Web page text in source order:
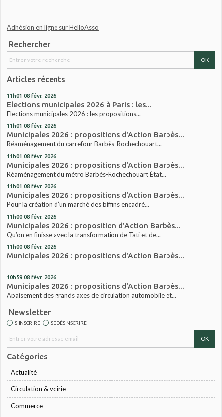
Adhésion en ligne sur HelloAsso
Rechercher
Articles récents
11h01 08 févr. 2026
Elections municipales 2026 à Paris : les...
Elections municipales 2026 : les propositions...
11h01 08 févr. 2026
Municipales 2026 : propositions d'Action Barbès...
Réaménagement du carrefour Barbès-Rochechouart...
11h01 08 févr. 2026
Municipales 2026 : propositions d'Action Barbès...
Réaménagement du métro Barbès-Rochechouart État...
11h01 08 févr. 2026
Municipales 2026 : propositions d'Action Barbès...
Pour la création d’un marché des biffins encadré...
11h00 08 févr. 2026
Municipales 2026 : proposition d'Action Barbès...
Qu’on en finisse avec la transformation de Tati et de...
11h00 08 févr. 2026
Municipales 2026 : propositions d'Action Barbès...
10h59 08 févr. 2026
Municipales 2026 : propositions d'Action Barbès...
Apaisement des grands axes de circulation automobile et...
Newsletter
S'INSCRIRE SE DÉSINSCRIRE
Catégories
Actualité
Circulation & voirie
Commerce